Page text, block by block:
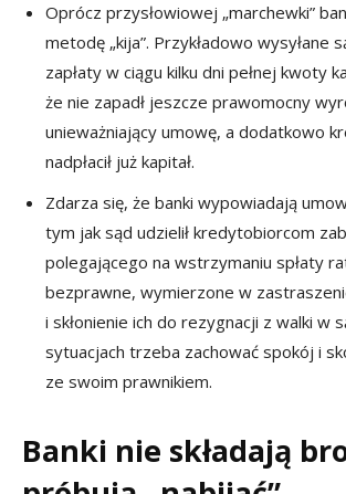
Oprócz przysłowiowej „marchewki”
metodę „kija”. Przykładowo wysyłane
zapłaty w ciągu kilku dni pełnej kwoty
że nie zapadł jeszcze prawomocny
unieważniający umowę, a dodatkowo
nadpłacił już kapitał.
Zdarza się, że banki wypowiadają
tym jak sąd udzielił kredytobiorcom
polegającego na wstrzymaniu spłaty
bezprawne, wymierzone w
i skłonienie ich do rezygnacji z walki w
sytuacjach trzeba zachować spokój i
ze swoim prawnikiem.
Banki nie składają